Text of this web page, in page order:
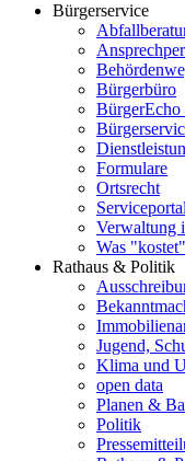
Bürgerservice
Bürgerbüro
BürgerEcho
Formulare
Ortsrecht
Verwaltung
Was
Rathaus & Politik
Jugend,
Klima und
open data
Planen &
Politik